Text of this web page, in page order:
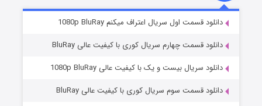
قسمت۲ (زیرنویس) منتشر شد
دانلود قسمت اول سریال اعتراف میکنم 1080p BluRay
دانلود قسمت چهارم سریال کوری با کیفیت عالی BluRay
دانلود سریال بیست و یک با کیفیت عالی 1080p BluRay
دانلود قسمت سوم سریال کوری با کیفیت عالی BluRay